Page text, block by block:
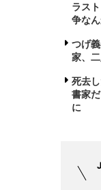
ラス
争な
つげ
家、
死去
書家
に